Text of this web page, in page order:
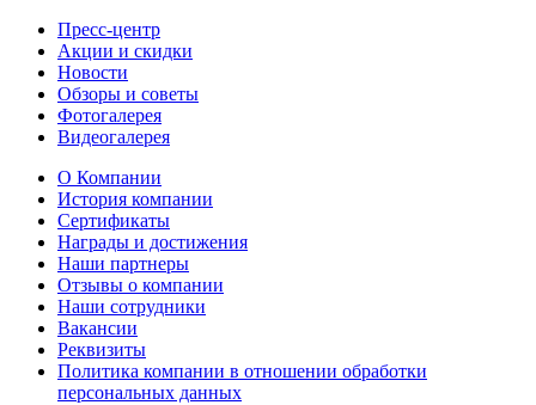
Пресс-центр
Акции и скидки
Новости
Обзоры и советы
Фотогалерея
Видеогалерея
О Компании
История компании
Сертификаты
Награды и достижения
Наши партнеры
Отзывы о компании
Наши сотрудники
Вакансии
Реквизиты
Политика компании в отношении обработки
персональных данных